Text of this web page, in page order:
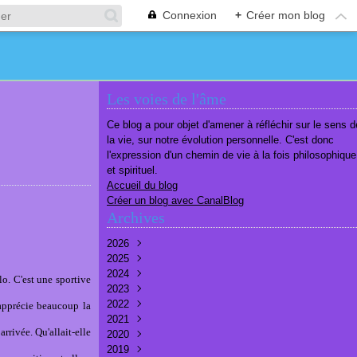
Connexion + Créer mon blog
C'est une sportive
beaucoup la
Qu'allait-elle
Les voies de l'âme
Ce blog a pour objet d'amener à réfléchir sur le sens
la vie, sur notre évolution personnelle. C'est donc
l'expression d'un chemin de vie à la fois philosophique
et spirituel.
Accueil du blog
Créer un blog avec CanalBlog
Archives
2026
Août
Juillet
Juin
Mai(7)
Avril
Mars
Février
2025
Décembre
Novembre
Octobre
Septembre
Août
Juillet
2024
Décembre
Novembre
Octobre
Septembre
Août
2023
Décembre
Novembre
Octobre
Septembre
2022
Décembre
Septembre
Août
2021
Décembre
Novembre
2020
Décembre
2019